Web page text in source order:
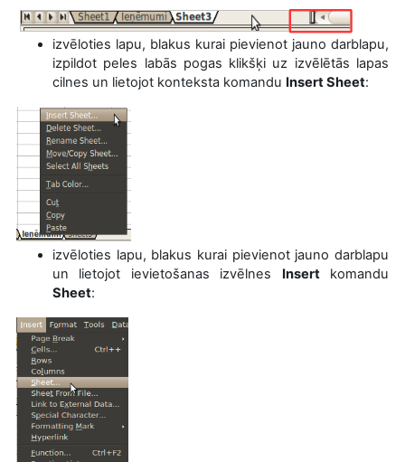
izvēloties lapu, blakus kurai pievienot jauno darblapu,
izpildot peles labās pogas klikšķi uz izvēlētās lapas
cilnes un lietojot konteksta komandu Insert Sheet:
izvēloties lapu, blakus kurai pievienot jauno darblapu
un lietojot ievietošanas izvēlnes Insertkomandu
Sheet: